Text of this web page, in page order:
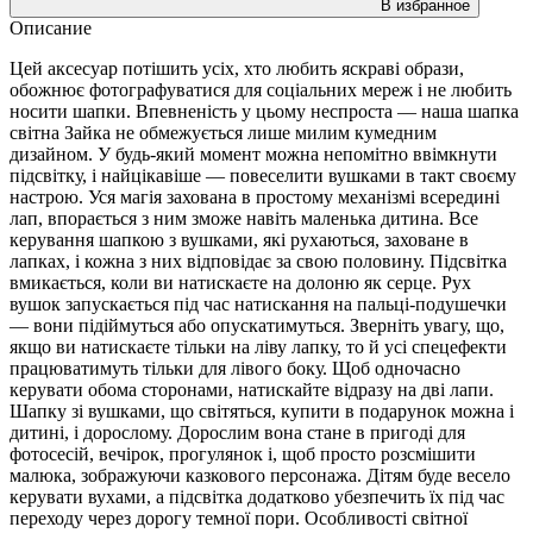
В избранное
Описание
Цей аксесуар потішить усіх, хто любить яскраві образи,
обожнює фотографуватися для соціальних мереж і не любить
носити шапки. Впевненість у цьому неспроста — наша шапка
світна Зайка не обмежується лише милим кумедним
дизайном. У будь-який момент можна непомітно ввімкнути
підсвітку, і найцікавіше — повеселити вушками в такт своєму
настрою. Уся магія захована в простому механізмі всередині
лап, впорається з ним зможе навіть маленька дитина. Все
керування шапкою з вушками, які рухаються, заховане в
лапках, і кожна з них відповідає за свою половину. Підсвітка
вмикається, коли ви натискаєте на долоню як серце. Рух
вушок запускається під час натискання на пальці-подушечки
— вони підіймуться або опускатимуться. Зверніть увагу, що,
якщо ви натискаєте тільки на ліву лапку, то й усі спецефекти
працюватимуть тільки для лівого боку. Щоб одночасно
керувати обома сторонами, натискайте відразу на дві лапи.
Шапку зі вушками, що світяться, купити в подарунок можна і
дитині, і дорослому. Дорослим вона стане в пригоді для
фотосесій, вечірок, прогулянок і, щоб просто розсмішити
малюка, зображуючи казкового персонажа. Дітям буде весело
керувати вухами, а підсвітка додатково убезпечить їх під час
переходу через дорогу темної пори. Особливості світної